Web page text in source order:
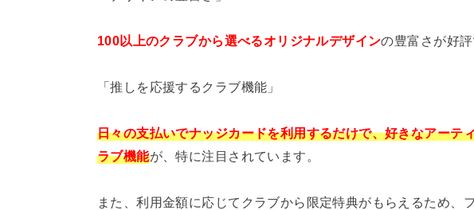
100以上のクラブから選べるオリジナルデザインの豊富さが好評
「推しを応援するクラブ機能」
日々の支払いでナッジカードを利用するだけで、好きなアーテ
ラブ機能が、特に注目されています。
また、利用金額に応じてクラブから限定特典がもらえるため、